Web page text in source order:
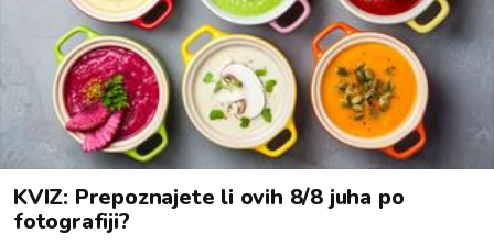
KVIZ: Prepoznajete li ovih 8/8 juha po
fotografiji?